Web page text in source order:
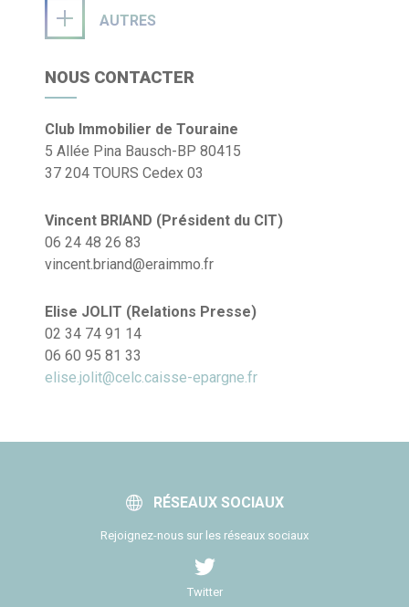
AUTRES
NOUS CONTACTER
Club Immobilier de Touraine
5 Allée Pina Bausch-BP 80415
37 204 TOURS Cedex 03
Vincent BRIAND (Président du CIT)
06 24 48 26 83
vincent.briand@eraimmo.fr
Elise JOLIT (Relations Presse)
02 34 74 91 14
06 60 95 81 33
elise.jolit@celc.caisse-epargne.fr
RÉSEAUX SOCIAUX
Rejoignez-nous sur les réseaux sociaux
Twitter